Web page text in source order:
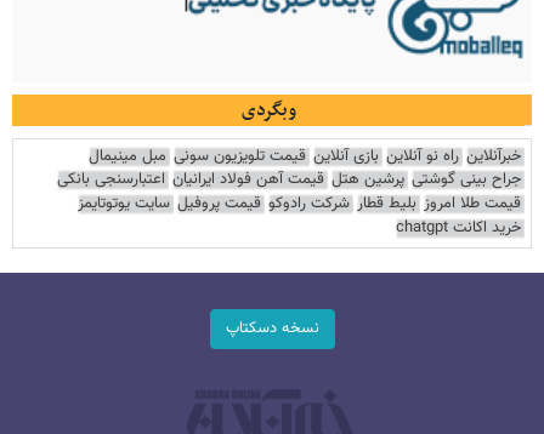
وبگردی
خبرآنلاین راه نو آنلاین بازی آنلاین قیمت تلویزیون سونی مبل مینیمال
جراح بینی گوشتی پرشین هتل قیمت آهن فولاد ایرانیان اعتبارسنجی بانکی
قیمت طلا امروز بلیط قطار شرکت رادوکو قیمت پروفیل سایت یوتوتایمز
خرید اکانت chatgpt
نسخه دسکتاپ